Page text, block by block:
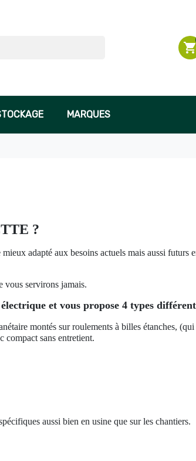
MARQUES
?
adapté aux besoins actuels mais aussi futurs
vous servirons jamais.
et vous propose 4 types
montés sur roulements à billes étanches,
compact sans entretient.
aussi bien en usine que sur les chantiers.